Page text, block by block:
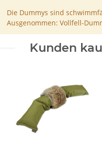
Die Dummys sind
Ausgenommen: Vollfell-
Kunden